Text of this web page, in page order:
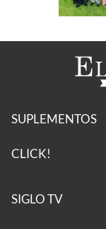
SUPLEMENTOS
CLICK!
SIGLO TV